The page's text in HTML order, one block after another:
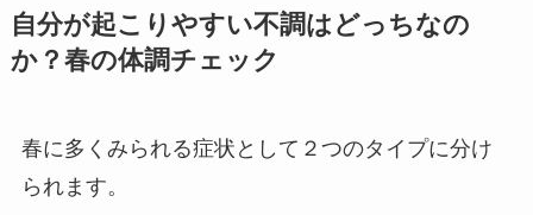
自分が起こりやすい不調はどっちなの
か？春の体調チェック
春に多くみられる症状として２つのタイプに分け
られます。